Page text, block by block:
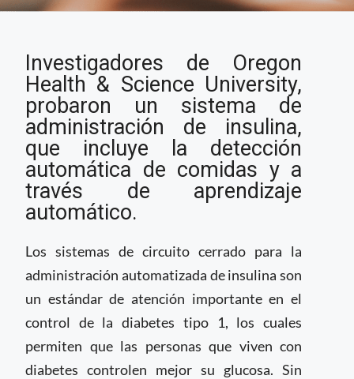
automatización de la
administración de
insulina a través de la
detección de comidas
utilizando IA
Investigadores de Oregon
Health & Science University,
probaron un sistema de
administración de insulina,
que incluye la detección
automática de comidas y a
través de aprendizaje
automático.
Los sistemas de circuito cerrado para la
administración automatizada de insulina son
un estándar de atención importante en el
control de la diabetes tipo 1, los cuales
permiten que las personas que viven con
diabetes controlen mejor su glucosa. Sin